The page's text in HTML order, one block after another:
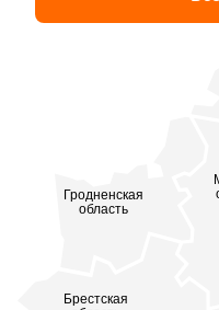
ПОЛУЧИ
КОМФОРТ ВО ВСЕМ
Гродненская
область
Брестская